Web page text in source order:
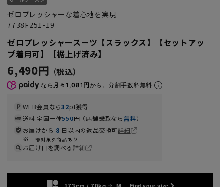
ゼロプレッシャーな着心地を実現
7738P251-19
ゼロプレッシャースーツ【スラックス】【セットアッ
プ着用可】【裾上げ済み】
6,490円
なら 月々1,081円から。分割手数料無料
WEB会員なら32pt獲得
送料 全国一律550円（店舗受取なら無料）
お届けから 8 日以内の返品交換可詳細
一部対象外商品あり
お届け日を調べる詳細
Find your size